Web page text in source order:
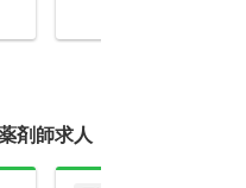
剤師求人